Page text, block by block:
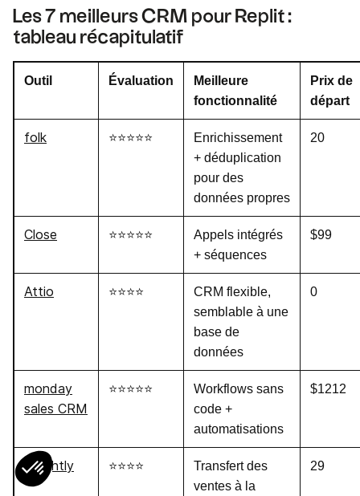
Les 7 meilleurs CRM pour Replit :
tableau récapitulatif
Outil Évaluation
Meilleure
fonctionnalité
Prix de
départ
folk ⭐⭐⭐⭐⭐
Enrichissement
+ déduplication
pour des
données propres
20
Close ⭐⭐⭐⭐⭐
Appels intégrés
+ séquences
$99
Attio ⭐⭐⭐⭐
CRM flexible,
semblable à une
base de
données
0
monday
sales CRM
⭐⭐⭐⭐⭐
Workflows sans
code +
automatisations
$1212
Insightly ⭐⭐⭐⭐
Transfert des
ventes à la
29